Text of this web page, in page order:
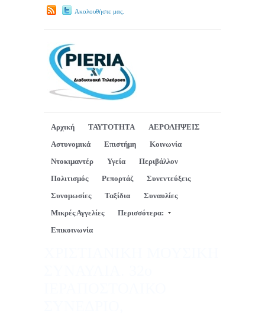
Ακολουθήστε μας.
Αρχική ΤΑΥΤΟΤΗΤΑ
ΑΕΡΟΛΗΨΕΙΣ
Αστυνομικά
Επιστήμη
Κοινωνία
Ντοκιμαντέρ
Υγεία
Περιβάλλον
Πολιτισμός
Ρεπορτάζ
Συνεντεύξεις
Συνομωσίες
Ταξίδια
Συναυλίες
Μικρές Αγγελίες
Περισσότερα:
Επικοινωνία